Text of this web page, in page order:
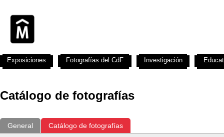
Catálogo de fotografías
General Catálogo de fotografías
Exposiciones Fotografías del CdF Investigación